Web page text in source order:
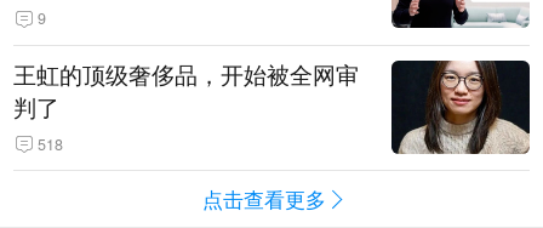
9
王虹的顶级奢侈品，开始被全网审
判了
518
点击查看更多